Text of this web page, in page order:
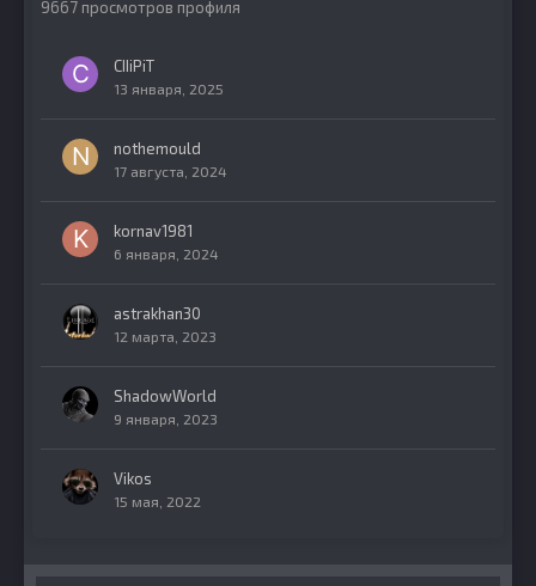
9667 просмотров профиля
CIIiPiT
13 января, 2025
nothemould
17 августа, 2024
kornav1981
6 января, 2024
astrakhan30
12 марта, 2023
ShadowWorld
9 января, 2023
Vikos
15 мая, 2022